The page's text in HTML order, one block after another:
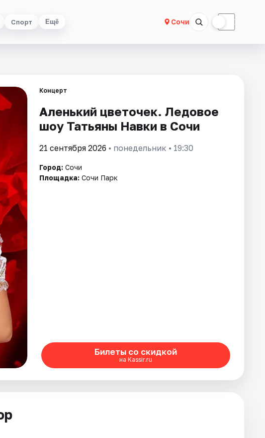
Спорт Ещё Сочи ☾
Концерт
Аленький цветочек. Ледовое
шоу Татьяны Навки в Сочи
21 сентября 2026 • понедельник • 19:30
Город: Сочи
Площадка: Сочи Парк
Билеты со скидкой
на Kassir.ru